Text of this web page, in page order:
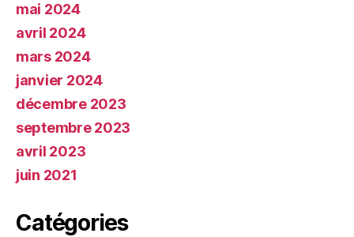
mai 2024
avril 2024
mars 2024
janvier 2024
décembre 2023
septembre 2023
avril 2023
juin 2021
Catégories